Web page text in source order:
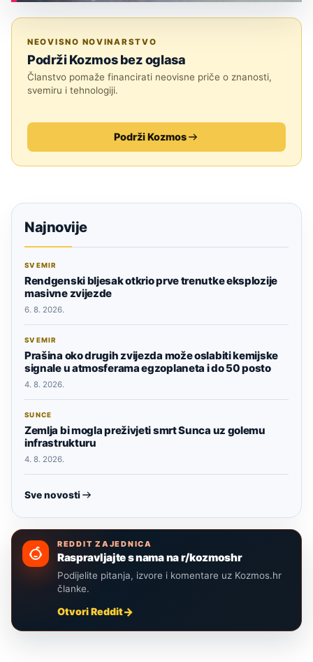
NEOVISNO NOVINARSTVO
Podrži Kozmos bez oglasa
Članstvo pomaže financirati neovisne priče o znanosti,
svemiru i tehnologiji.
Podrži Kozmos
Najnovije
SVEMIR
Rendgenski bljesak otkrio prve trenutke eksplozije
masivne zvijezde
6. 8. 2026.
SVEMIR
Prašina oko drugih zvijezda može oslabiti kemijske
signale u atmosferama egzoplaneta i do 50 posto
4. 8. 2026.
SUNCE
Zemlja bi mogla preživjeti smrt Sunca uz golemu
infrastrukturu
4. 8. 2026.
Sve novosti
REDDIT ZAJEDNICA
Raspravljajte s nama na r/kozmoshr
Podijelite pitanja, izvore i komentare uz Kozmos.hr
članke.
Otvori Reddit